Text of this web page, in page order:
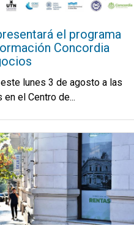
el programa
Concordia
lunes 3 de agosto a las
en el Centro de...